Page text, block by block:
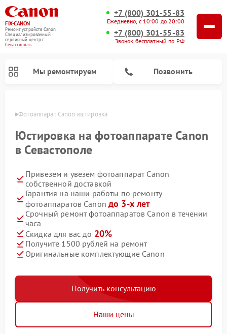
FIX-CANON
Ремонт устройств Canon
Специализированный
cервисный центр г.
Севастополь
+7 (800) 301-55-83
Ежедневно, с 10:00 до 20:00
+7 (800) 301-55-83
Звонок бесплатный по РФ
Мы ремонтируем Позвонить
Фотоаппарат Canon юстировка
Юстировка на фотоаппарате Canon
в Севастополе
Привезем и увезем фотоаппарат Canon
собственной доставкой
Гарантия на наши работы по ремонту
фотоаппаратов Canonдо 3-х лет
Срочный ремонт фотоаппаратов Canon в течении
часа
Скидка для вас до 20%
Получите 1500 рублей на ремонт
Оригинальные комплектующие Canon
Получить консультацию
Наши цены